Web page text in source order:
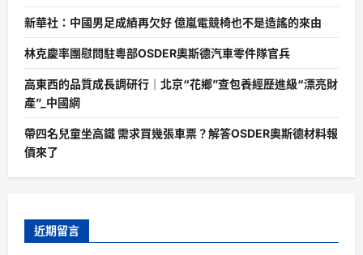
新華社：中國男足成績再欠好 億嵐電競椅也不是造謠的來由
林克慶率團慰問駐粵部OSDER奧斯德汽車零件隊官兵
高東西的品質成長調研行｜北京“花鄉”查包養經歷進級“漂亮財
產”_中國網
帶四名兒童坐高鐵 需求買幾張車票？解答OSDER奧斯德材料報
價來了
近期留言